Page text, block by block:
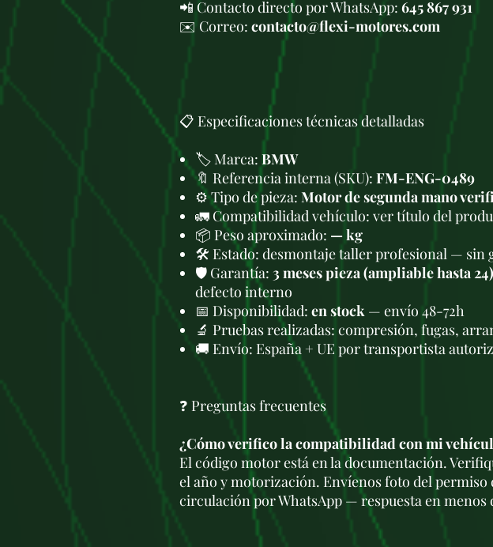
📲 Contacto directo por WhatsApp: 645 867 931
✉️ Correo: contacto@flexi-motores.com
📋 Especificaciones técnicas detalladas
🏷️ Marca: BMW
🔖 Referencia interna (SKU): FM-ENG-0489
⚙️ Tipo de pieza: Motor de segunda mano
🚛 Compatibilidad vehículo: ver título del
📦 Peso aproximado: — kg
🛠 Estado: desmontaje taller profesional — sin
🛡️ Garantía: 3 meses pieza (ampliable hasta 24)
defecto interno
📅 Disponibilidad: en stock — envío 48-72h
🔬 Pruebas realizadas: compresión, fugas,
🚚 Envío: España + UE por transportista
❓ Preguntas frecuentes
¿Cómo verifico la compatibilidad con mi
El código motor está en la documentación.
el año y motorización. Envíenos foto del permiso
circulación por WhatsApp — respuesta en menos